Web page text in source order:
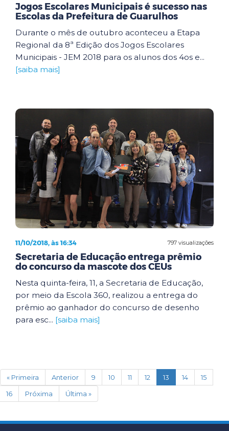
Jogos Escolares Municipais é sucesso nas
Escolas da Prefeitura de Guarulhos
Durante o mês de outubro aconteceu a Etapa
Regional da 8ª Edição dos Jogos Escolares
Municipais - JEM 2018 para os alunos dos 4os e...
[saiba mais]
797 visualizações
11/10/2018, às 16:34
Secretaria de Educação entrega prêmio
do concurso da mascote dos CEUs
Nesta quinta-feira, 11, a Secretaria de Educação,
por meio da Escola 360, realizou a entrega do
prêmio ao ganhador do concurso de desenho
para esc... [saiba mais]
« Primeira Anterior 9 10 11 12 13 (current)
14
15
16
Próxima Última »